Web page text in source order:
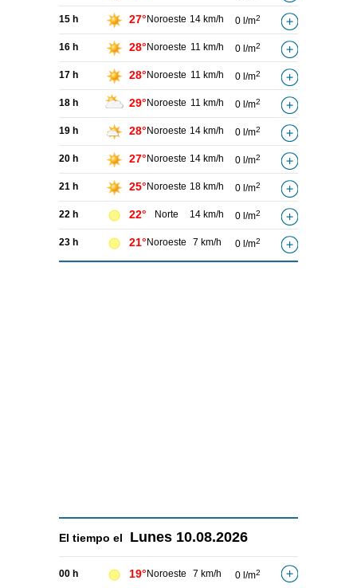
15 h 27° Noroeste 14 km/h 0 l/m2
16 h 28° Noroeste 11 km/h 0 l/m2
17 h 28° Noroeste 11 km/h 0 l/m2
18 h 29° Noroeste 11 km/h 0 l/m2
19 h 28° Noroeste 14 km/h 0 l/m2
20 h 27° Noroeste 14 km/h 0 l/m2
21 h 25° Noroeste 18 km/h 0 l/m2
22 h 22° Norte 14 km/h 0 l/m2
23 h 21° Noroeste 7 km/h 0 l/m2
El tiempo el Lunes 10.08.2026
00 h 19° Noroeste 7 km/h 0 l/m2